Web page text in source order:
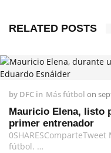
RELATED POSTS
by DFC in Más fútbol on
Mauricio Elena, listo
primer entrenador
fútbol. …